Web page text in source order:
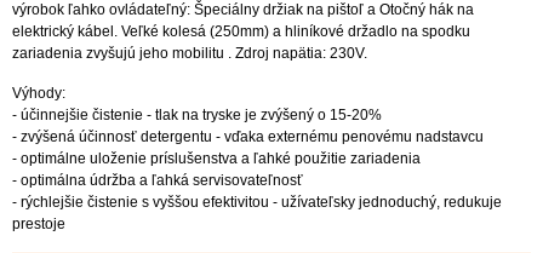
výrobok ľahko ovládateľný: Špeciálny držiak na pištoľ a Otočný hák na
elektrický kábel. Veľké kolesá (250mm) a hliníkové držadlo na spodku
zariadenia zvyšujú jeho mobilitu . Zdroj napätia: 230V.
Výhody:
- účinnejšie čistenie - tlak na tryske je zvýšený o 15-20%
- zvýšená účinnosť detergentu - vďaka externému penovému nadstavcu
- optimálne uloženie príslušenstva a ľahké použitie zariadenia
- optimálna údržba a ľahká servisovateľnosť
- rýchlejšie čistenie s vyššou efektivitou - užívateľsky jednoduchý, redukuje
prestoje